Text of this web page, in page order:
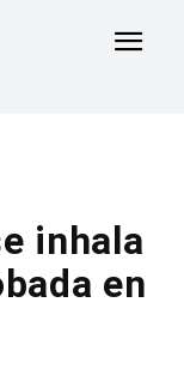
inhala
en